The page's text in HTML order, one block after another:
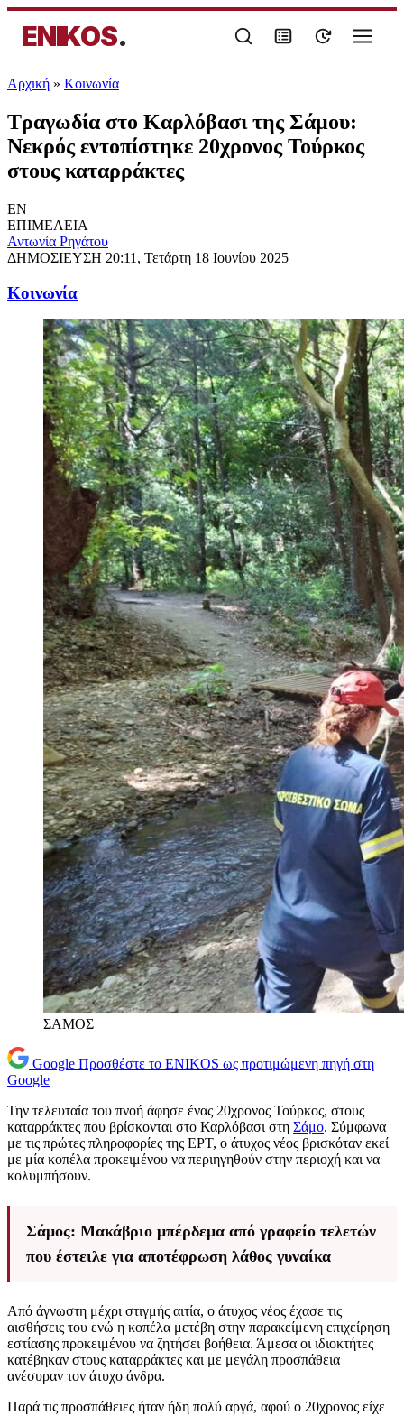
ENIKOS.
Αρχική » Κοινωνία
Τραγωδία στο Καρλόβασι της Σάμου:
Νεκρός εντοπίστηκε 20χρονος Τούρκος
στους καταρράκτες
EN
ΕΠΙΜΕΛΕΙΑ
Αντωνία Ρηγάτου
ΔΗΜΟΣΙΕΥΣΗ 20:11, Τετάρτη 18 Ιουνίου 2025
Κοινωνία
ΣΑΜΟΣ
Google Προσθέστε το ENIKOS ως προτιμώμενη πηγή στη
Google
Την τελευταία του πνοή άφησε ένας 20χρονος Τούρκος, στους
καταρράκτες που βρίσκονται στο Καρλόβασι στη Σάμο. Σύμφωνα
με τις πρώτες πληροφορίες της ΕΡΤ, ο άτυχος νέος βρισκόταν εκεί
με μία κοπέλα προκειμένου να περιηγηθούν στην περιοχή και να
κολυμπήσουν.
Σάμος: Μακάβριο μπέρδεμα από γραφείο τελετών
που έστειλε για αποτέφρωση λάθος γυναίκα
Από άγνωστη μέχρι στιγμής αιτία, ο άτυχος νέος έχασε τις
αισθήσεις του ενώ η κοπέλα μετέβη στην παρακείμενη επιχείρηση
εστίασης προκειμένου να ζητήσει βοήθεια. Άμεσα οι ιδιοκτήτες
κατέβηκαν στους καταρράκτες και με μεγάλη προσπάθεια
ανέσυραν τον άτυχο άνδρα.
Παρά τις προσπάθειες ήταν ήδη πολύ αργά, αφού ο 20χρονος είχε